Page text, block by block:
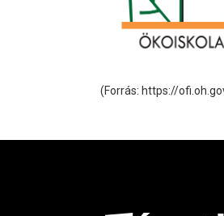
(Forrás: https://